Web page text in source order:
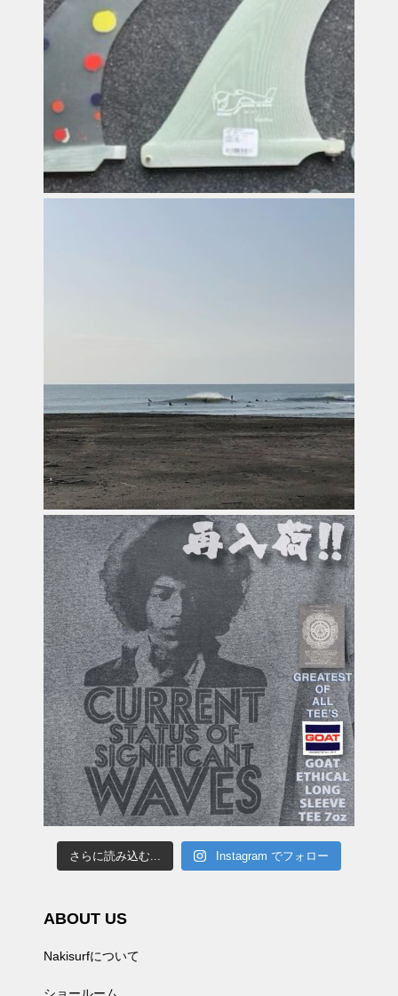
さらに読み込む... Instagram でフォロー
ABOUT US
Nakisurfについて